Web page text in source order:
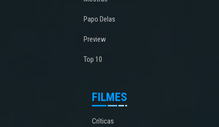
Papo Delas
Preview
Top 10
FILMES
Críticas